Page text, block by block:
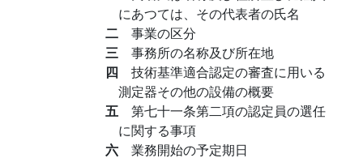
にあつては、その代表者の氏名
二 事業の区分
三 事務所の名称及び所在地
四 技術基準適合認定の審査に用いる
測定器その他の設備の概要
五 第七十一条第二項の認定員の選任
に関する事項
六 業務開始の予定期日